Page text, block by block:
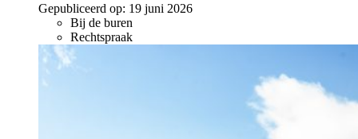
Gepubliceerd op: 19 juni 2026
Bij de buren
Rechtspraak